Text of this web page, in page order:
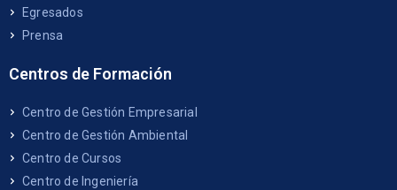
Egresados
Prensa
Centros de Formación
Centro de Gestión Empresarial
Centro de Gestión Ambiental
Centro de Cursos
Centro de Ingeniería